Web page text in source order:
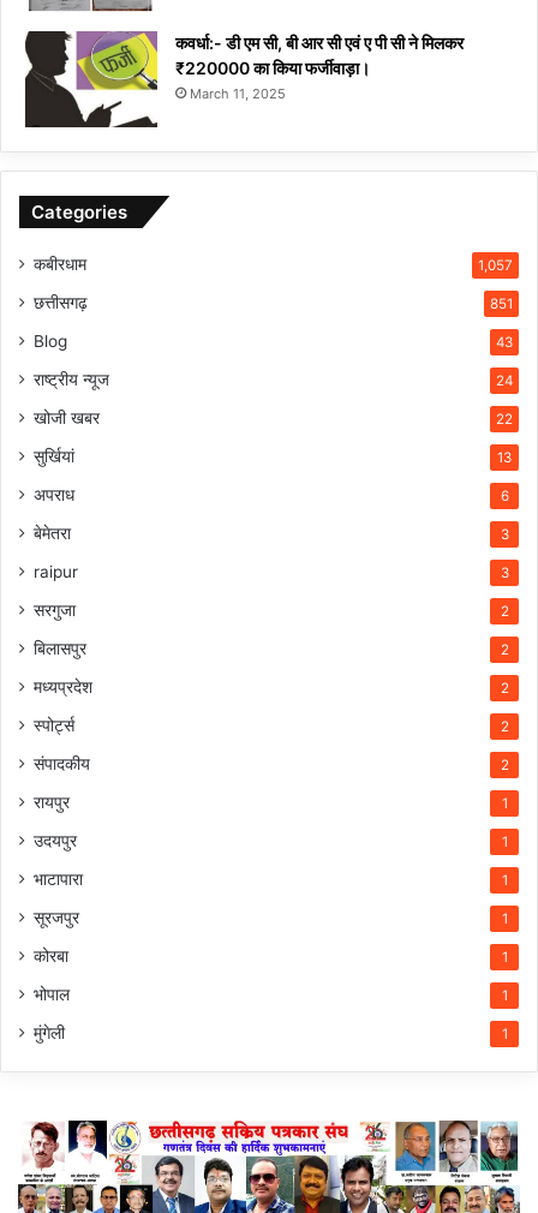
कवर्धा:- डी एम सी, बी आर सी एवं ए पी सी ने मिलकर
₹220000 का किया फर्जीवाड़ा।
March 11, 2025
Categories
कबीरधाम 1,057
छत्तीसगढ़ 851
Blog 43
राष्ट्रीय न्यूज 24
खोजी खबर 22
सुर्खियां 13
अपराध 6
बेमेतरा 3
raipur 3
सरगुजा 2
बिलासपुर 2
मध्यप्रदेश 2
स्पोर्ट्स 2
संपादकीय 2
रायपुर 1
उदयपुर 1
भाटापारा 1
सूरजपुर 1
कोरबा 1
भोपाल 1
मुंगेली 1